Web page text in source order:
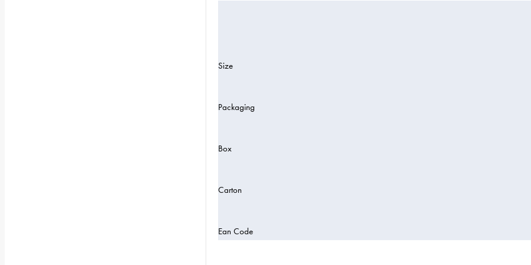
Size
Packaging
Box
Carton
Ean Code